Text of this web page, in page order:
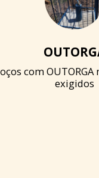
com OUTORGA
exigidos